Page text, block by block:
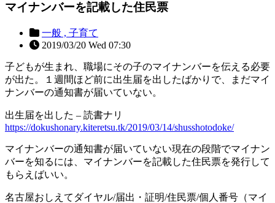
マイナンバーを記載した住民票
一般 , 子育て
2019/03/20 Wed 07:30
子どもが生まれ、職場にその子のマイナンバーを伝える必要
が出た。１週間ほど前に出生届を出したばかりで、まだマイ
ナンバーの通知書が届いていない。
出生届を出した – 読書ナリ
https://dokushonary.kiteretsu.tk/2019/03/14/shusshotodoke/
マイナンバーの通知書が届いていない現在の段階でマイナン
バーを知るには、マイナンバーを記載した住民票を発行して
もらえばいい。
名古屋おしえてダイヤル/届出・証明/住民票/個人番号（マイ